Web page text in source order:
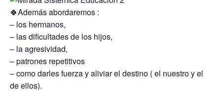
🍀Además abordaremos :
– los hermanos,
– las dificultades de los hijos,
– la agresividad,
– patrones repetitivos
– como darles fuerza y aliviar el destino ( el nuestro y el
de ellos).